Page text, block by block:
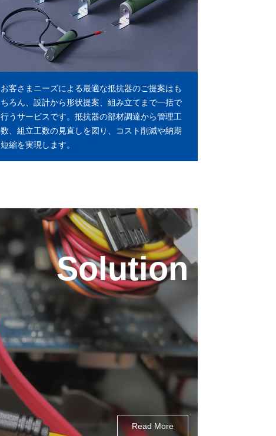
お客さまニーズによる最適な抵抗器のご提案はも
ちろん、設計から形状提案、組み立てまで一括で
行うサービスです。抵抗器の部材調達から管理工
数、組立工数の見直しを図り、コスト削減や納期
短縮を実現します。
Solution
Read More